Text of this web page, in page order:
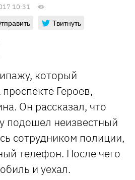
10:31
Твитнуть
который
Героев,
Он рассказал, что
подошел неизвестный
сотрудником полиции,
телефон. После чего
и уехал.